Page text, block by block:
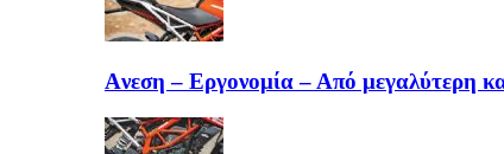
Aνεση – Εργονομία – Από μεγαλύτερη